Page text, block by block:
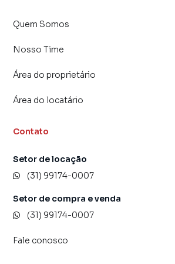
proprietários e inquilinos.
Quem Somos
Nosso Time
Área do proprietário
Área do locatário
Contato
Setor de locação
(31) 99174-0007
Setor de compra e venda
(31) 99174-0007
Fale conosco